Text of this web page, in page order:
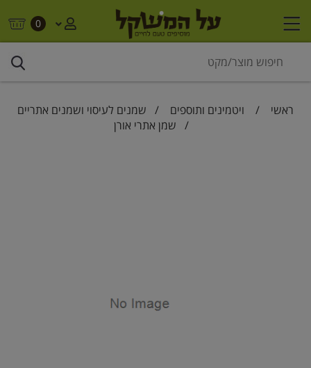
0
ראשי / ויטמינים ותוספים / שמנים לעיסוי ושמנים אתריים
/ שמן אתרי אורן